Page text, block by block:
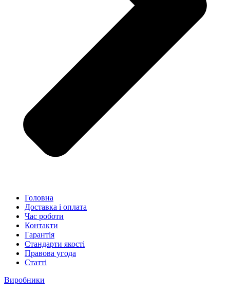
Головна
Доставка і оплата
Час роботи
Контакти
Гарантія
Стандарти якості
Правова угода
Статті
Виробники